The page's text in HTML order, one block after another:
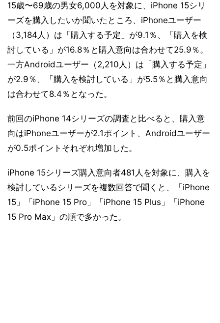
15歳〜69歳の男女6,000人を対象に、iPhone 15シリ
ーズを購入したいか聞いたところ、iPhoneユーザー
（3,184人）は「購入する予定」が9.1％、「購入を検
討している」が16.8％と購入意向は合わせて25.9％。
一方Androidユーザー（2,210人）は「購入する予定」
が2.9％、「購入を検討している」が5.5％と購入意向
は合わせて8.4％となった。
前回のiPhone 14シリーズの調査と比べると、購入意
向はiPhoneユーザーが2.1ポイント、Androidユーザー
が0.5ポイントそれぞれ増加した。
iPhone 15シリーズ購入意向者481人を対象に、購入を
検討しているシリーズを複数回答で聞くと、「iPhone
15」「iPhone 15 Pro」「iPhone 15 Plus」「iPhone
15 Pro Max」の順で多かった。